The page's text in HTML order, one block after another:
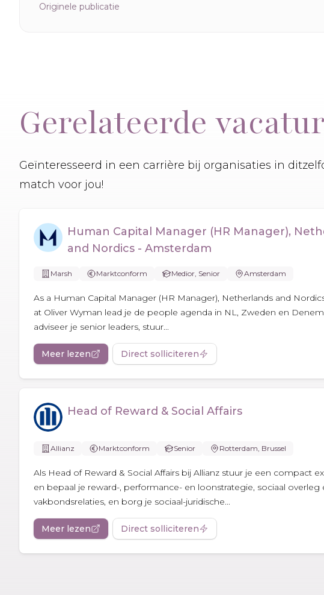
Originele publicatie
Gerelateerde
Geïnteresseerd in een carrière bij organisaties in
match voor jou!
Human Capital Manager (HR Manager),
and Nordics - Amsterdam
Marsh Marktconform Medior, Senior Amsterdam
As a Human Capital Manager (HR Manager), Netherlands and
at Oliver Wyman lead je de people agenda in NL, Zweden en
adviseer je senior leaders, stuur...
Meer lezen Direct solliciteren
Head of Reward & Social Affairs
Allianz Marktconform Senior Rotterdam, Brussel
Als Head of Reward & Social Affairs bij Allianz stuur je een compact
en bepaal je reward-, performance- en loonstrategie, sociaal overleg
vakbondsrelaties, en borg je sociaal-juridische...
Meer lezen Direct solliciteren